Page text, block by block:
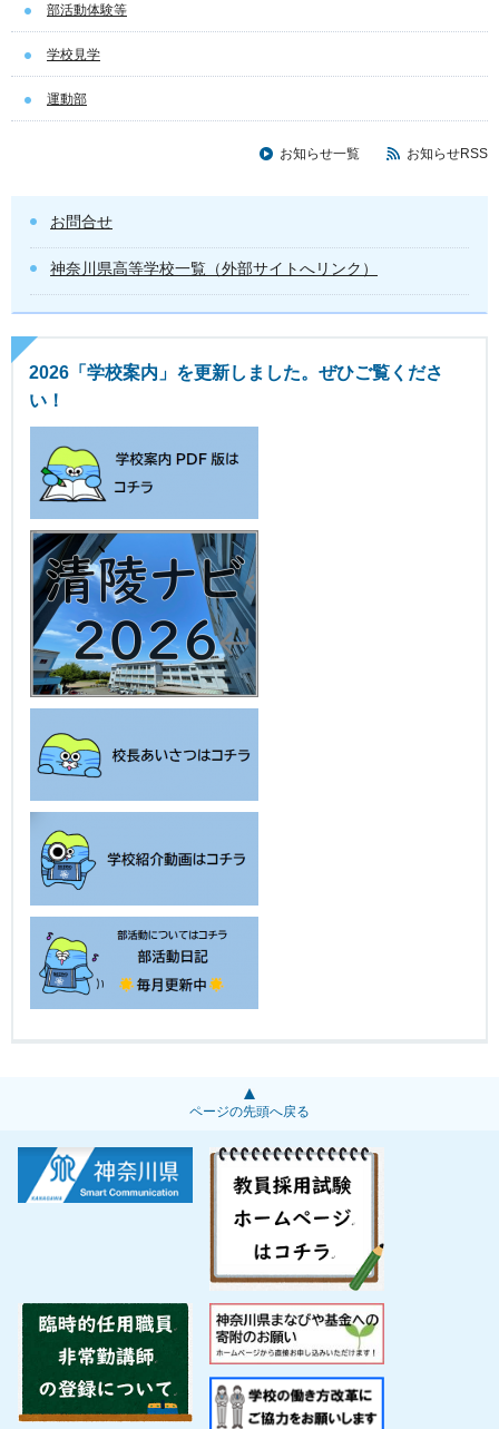
部活動体験等
学校見学
運動部
お知らせ一覧 お知らせRSS
お問合せ
神奈川県高等学校一覧（外部サイトへリンク）
2026「学校案内」を更新しました。ぜひご覧くださ
い！
ページの先頭へ戻る